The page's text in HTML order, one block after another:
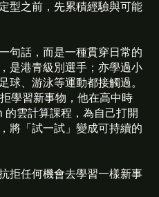
型之前，先累積經驗與可能
句話，而是一種貫穿日常的
是港青級別選手；亦學過小
球、游泳等運動都接觸過。
學習新事物，他在高中時
雲計算課程，為自己打開
將「試一試」變成可持續的
拒任何機會去學習一樣新事